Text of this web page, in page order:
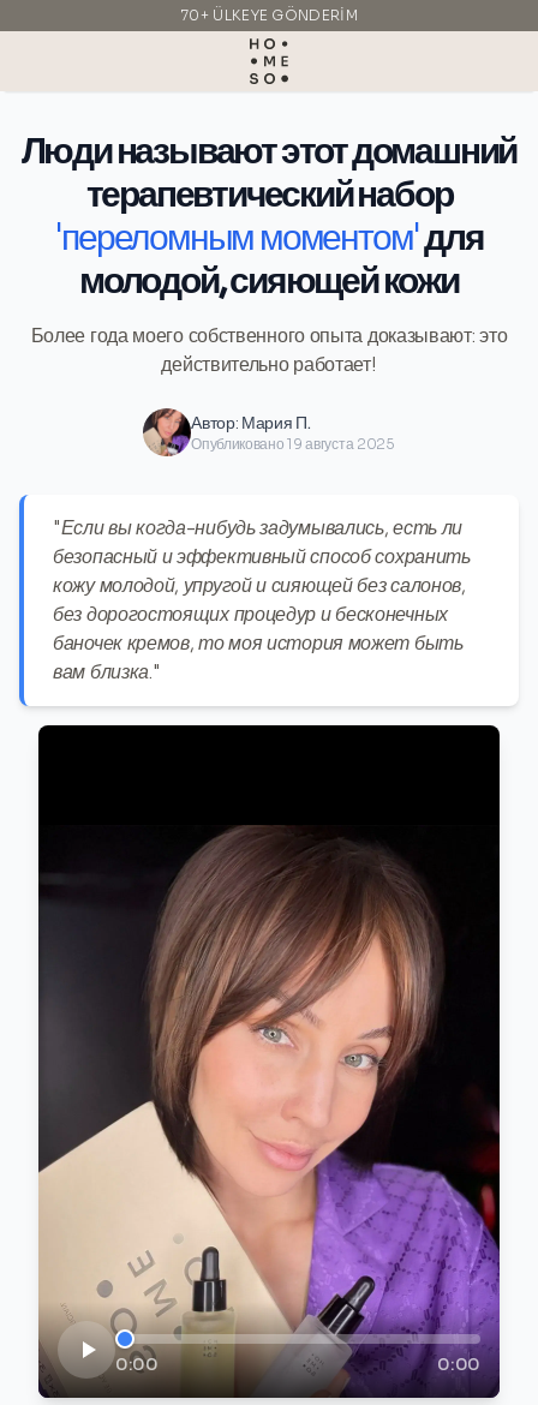
70+ ÜLKEYE GÖNDERIM
İTALYA'DA ÜRETILDI
Люди называют этот домашний
терапевтический набор
'переломным моментом'для
молодой, сияющей кожи
Более года моего собственного опыта доказывают: это
действительно работает!
Автор: Мария П.
Опубликовано 19 августа 2025
"Если вы когда-нибудь задумывались, есть ли
безопасный и эффективный способ сохранить
кожу молодой, упругой и сияющей без салонов,
без дорогостоящих процедур и бесконечных
баночек кремов, то моя история может быть
вам близка."
0:00 0:00